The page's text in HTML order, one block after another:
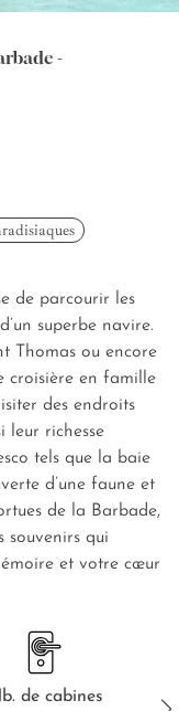
-
de parcourir les
superbe navire.
Thomas ou encore
croisière en famille
des endroits
leur richesse
tels que la baie
d’une faune et
de la Barbade,
souvenirs qui
et votre cœur
de cabines